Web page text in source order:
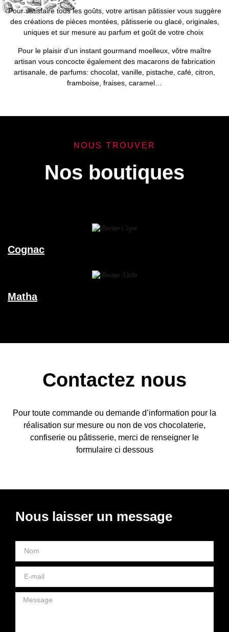
Pour satisfaire tous les goûts, votre artisan pâtissier vous suggère
des créations de pièces montées, pâtisserie ou glacé, originales,
uniques et sur mesure au parfum et goût de votre choix
Pour le plaisir d’un instant gourmand moelleux, vôtre maître
artisan vous concocte également des macarons de fabrication
artisanale, de parfums: chocolat, vanille, pistache, café, citron,
framboise, fraises, caramel…
NOUS TROUVER
Nos boutiques
Cognac
Matha
Contactez nous
Pour toute commande ou demande d’information pour la
réalisation sur mesure ou non de vos chocolaterie,
confiserie ou pâtisserie, merci de renseigner le
formulaire ci dessous
Nous laisser un message